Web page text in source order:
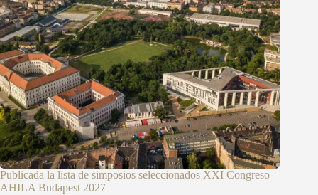
Publicada la lista de simposios seleccionados XXI Congreso
AHILA Budapest 2027